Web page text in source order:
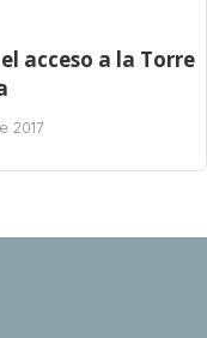
acceso a la Torre
2017